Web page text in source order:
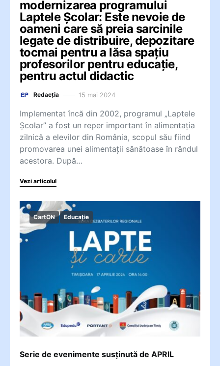
modernizarea programului
Laptele Școlar: Este nevoie de
oameni care să preia sarcinile
legate de distribuire, depozitare
tocmai pentru a lăsa spațiu
profesorilor pentru educație,
pentru actul didactic
Redacția 15 mai 2024
Implementat încă din 2002, programul „Laptele
Școlar” a fost un reper important în alimentația
zilnică a elevilor din România, scopul său fiind
promovarea unei alimentații sănătoase în rândul
acestora. După…
Vezi articolul
CartON Educație
Serie de evenimente susținută de APRIL